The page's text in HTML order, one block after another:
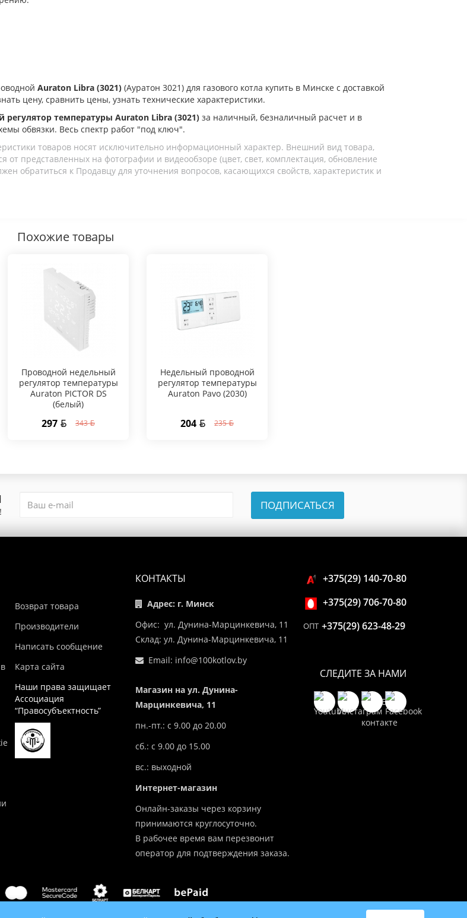
Auraton Libra (3021) (Ауратон 3021) для газового котла купить в Минске с доставкой
цену, сравнить цены, узнать технические характеристики.
регулятор температуры Auraton Libra (3021) за наличный, безналичный расчет и в
обвязки. Весь спектр работ "под ключ".
товаров носят исключительно информационный характер. Внешний вид товара,
от представленных на фотографии и видеообзоре (цвет, свет, комплектация, обновление
обратиться к Продавцу для уточнения вопросов, касающихся свойств, характеристик и
Похожие товары
Проводной недельный
регулятор температуры
Auraton PICTOR DS
(белый)
297 343
Hедельный проводной
регулятор температуры
Auraton Pavo (2030)
204 235
ПОДПИСАТЬСЯ
Возврат товара
Производители
Написать сообщение
Карта сайта
Наши права защищает
Ассоциация
“Правосубъектность”
КОНТАКТЫ
Адрес: г. Минск
Офис: ул. Дунина-Марцинкевича, 11
Склад: ул. Дунина-Марцинкевича, 11
Email: info@100kotlov.by
Магазин на ул. Дунина-
Марцинкевича, 11
пн.-пт.: с 9.00 до 20.00
сб.: с 9.00 до 15.00
вс.: выходной
Интернет-магазин
Онлайн-заказы через корзину
принимаются круглосуточно.
В рабочее время вам перезвонит
оператор для подтверждения заказа.
+375(29) 140-70-80
+375(29) 706-70-80
ОПТ +375(29) 623-48-29
СЛЕДИТЕ ЗА НАМИ